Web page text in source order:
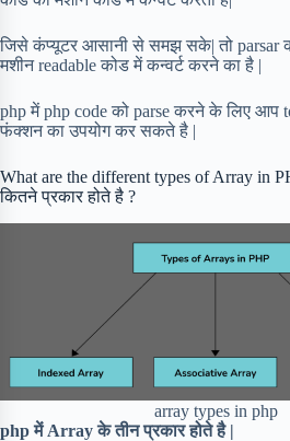
जिसे कंप्यूटर आसानी से समझ सके| तो parsar
मशीन readable कोड में कन्वर्ट करने का है |
php में php code को parse करने के लिए आप
फंक्शन का उपयोग कर सकते है |
What are the different types of Array in
कितने प्रकार होते है ?
array types in php
php में Array के तीन प्रकार होते है |